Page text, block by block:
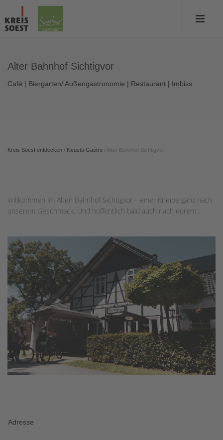
Alter Bahnhof Sichtigvor
Café | Biergarten/ Außengastronomie | Restaurant | Imbiss
Kreis Soest entdecken / Neusta Gastro / Alter Bahnhof Sichtigvor
Willkommen im Alten Bahnhof Sichtigvor – einer Kneipe ganz nach
unserem Geschmack. Und hoffentlich bald auch nach eurem...
Adresse